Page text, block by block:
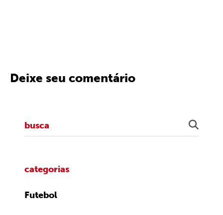
Deixe seu comentário
categorias
Futebol